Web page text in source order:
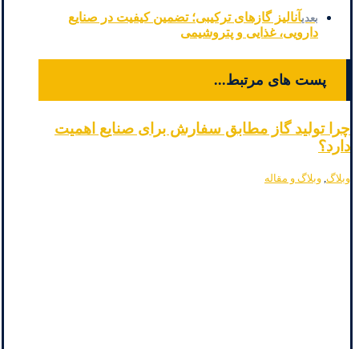
بعدیآنالیز گازهای ترکیبی؛ تضمین کیفیت در صنایع
دارویی، غذایی و پتروشیمی
پست های مرتبط...
چرا تولید گاز مطابق سفارش برای صنایع اهمیت
دارد؟
وبلاگ وبلاگ و مقاله